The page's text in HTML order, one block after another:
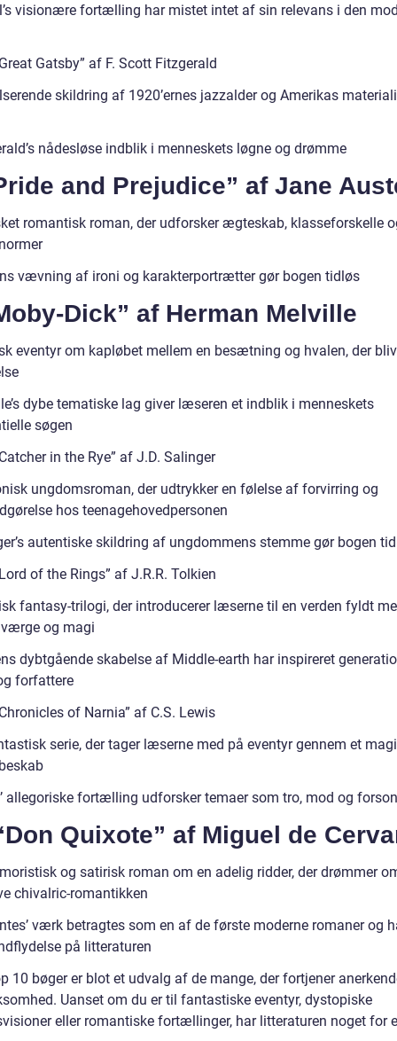
visionære fortælling har mistet intet af sin relevans i den
Gatsby” af F. Scott Fitzgerald
skildring af 1920’ernes jazzalder og Amerikas
nådesløse indblik i menneskets løgne og drømme
and Prejudice” af Jane
romantisk roman, der udforsker ægteskab, klasseforskelle
vævning af ironi og karakterportrætter gør bogen tidløs
Dick” af Herman Melville
eventyr om kapløbet mellem en besætning og hvalen, der
dybe tematiske lag giver læseren et indblik i menneskets
søgen
in the Rye” af J.D. Salinger
ungdomsroman, der udtrykker en følelse af forvirring og
hos teenagehovedpersonen
autentiske skildring af ungdommens stemme gør bogen
of the Rings” af J.R.R. Tolkien
fantasy-trilogi, der introducerer læserne til en verden fyldt
og magi
dybtgående skabelse af Middle-earth har inspireret
forfattere
of Narnia” af C.S. Lewis
serie, der tager læserne med på eventyr gennem et
allegoriske fortælling udforsker temaer som tro, mod og
Quixote” af Miguel de
og satirisk roman om en adelig ridder, der drømmer
chivalric-romantikken
værk betragtes som en af de første moderne romaner og
på litteraturen
10 bøger er blot et udvalg af de mange, der fortjener
Uanset om du er til fantastiske eventyr, dystopiske
eller romantiske fortællinger, har litteraturen noget for